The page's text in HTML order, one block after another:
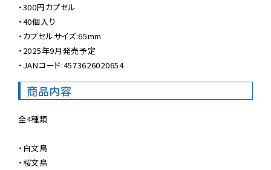
・300円カプセル
・40個入り
・カプセルサイズ:65mm
・2025年9月発売予定
・JANコード:4573626020654
商品内容
全4種類
・白文鳥
・桜文鳥